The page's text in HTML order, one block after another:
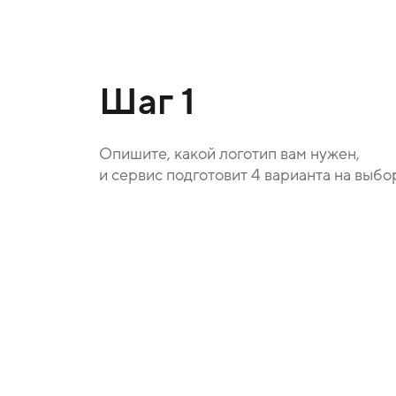
Шаг 1
Опишите, какой логотип вам нужен,
и сервис подготовит 4 варианта на